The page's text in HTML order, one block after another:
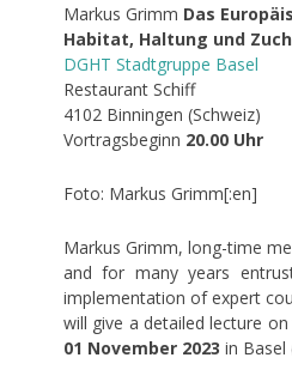
Markus Grimm Das
Habitat, Haltung und
DGHT Stadtgruppe Basel
Restaurant Schiff
4102 Binningen (Schweiz)
Vortragsbeginn 20.00 Uhr
Foto: Markus Grimm[:en]
Markus Grimm, long-time
and for many years
implementation of expert
will give a detailed lecture
01 November 2023 in Basel